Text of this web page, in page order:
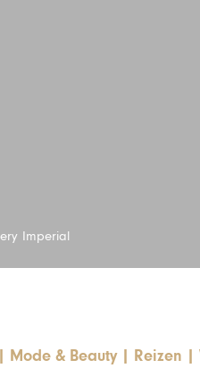
Imperial
| Mode & Beauty | Reizen |